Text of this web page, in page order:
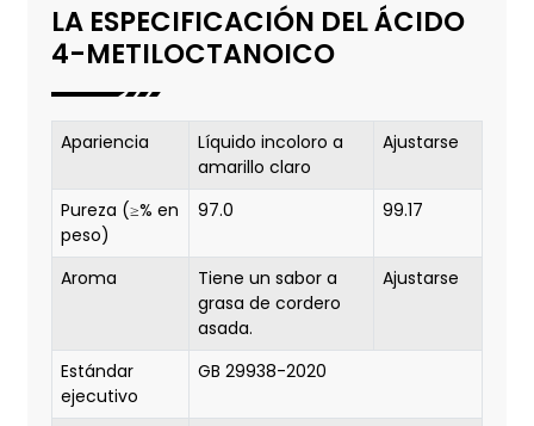
LA ESPECIFICACIÓN DEL ÁCIDO
4-METILOCTANOICO
Apariencia
Líquido incoloro a
amarillo claro
Ajustarse
Pureza (≥% en
peso)
97.0 99.17
Aroma
Tiene un sabor a
grasa de cordero
asada.
Ajustarse
Estándar
ejecutivo
GB 29938-2020